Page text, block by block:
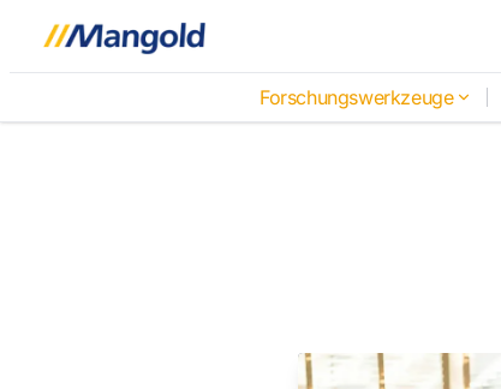
Forschungswerkzeuge